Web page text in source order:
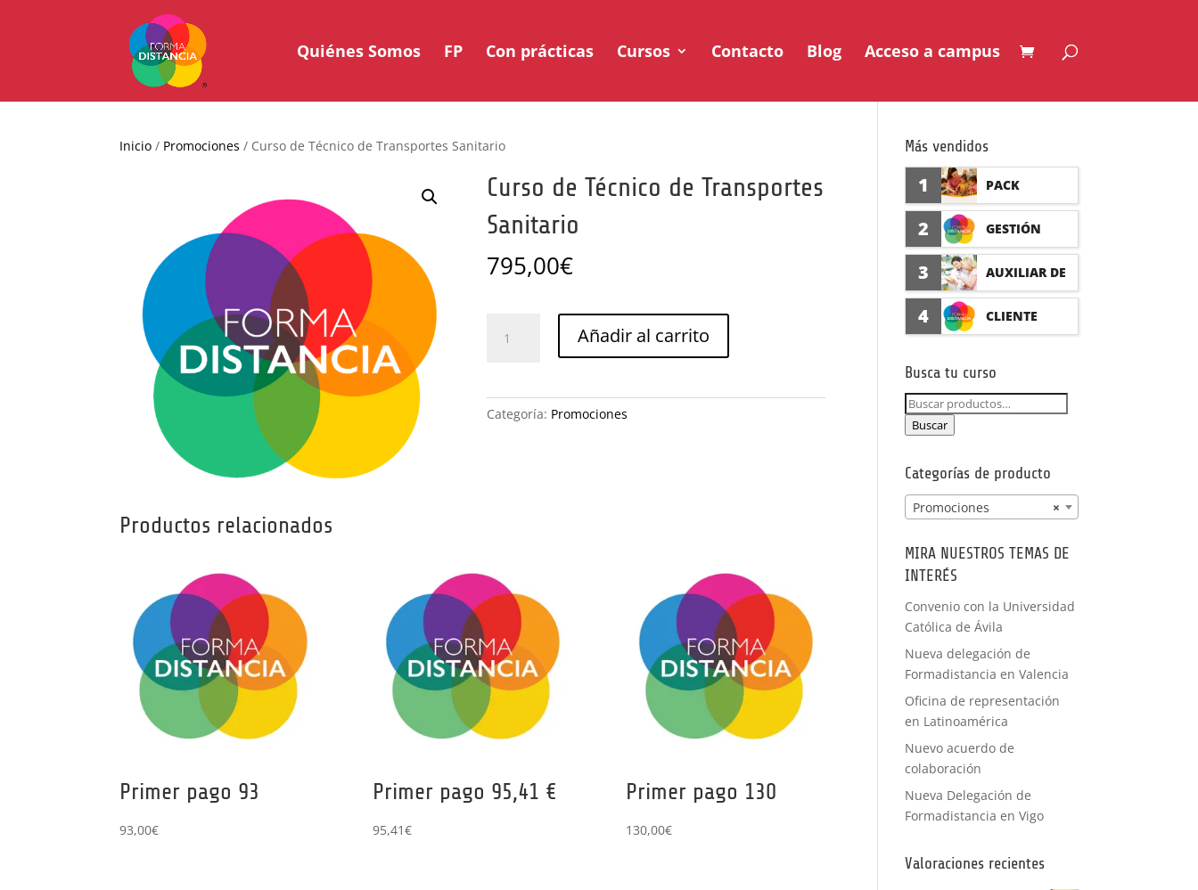
Quiénes Somos FP Con prácticas Cursos Contacto Blog Acceso a campus
Inicio / Promociones / Curso de Técnico de Transportes Sanitario
Curso de Técnico de Transportes
Sanitario
795,00€
Transportes
Sanitario
Añadir al carrito
Categoría: Promociones
Productos relacionados
Primer pago 93
93,00€
Primer pago 95,41 €
95,41€
Primer pago 130
130,00€
Más vendidos
1 PACK
AUXILIAR DE
GUARDERÍA
CON
2 GESTIÓN
SEGURO DE
ACCIDENTES
(PRÁCTICAS
FORMATIVAS)
3 AUXILIAR DE
FARMACIA Y
IA CON
PRÁCTICAS
4 CLIENTE
Busca tu curso
Buscar
por:
Buscar
Categorías de producto
×
Promociones
MIRA NUESTROS TEMAS DE
INTERÉS
Convenio con la Universidad
Católica de Ávila
Nueva delegación de
Formadistancia en Valencia
Oficina de representación
en Latinoamérica
Nuevo acuerdo de
colaboración
Nueva Delegación de
Formadistancia en Vigo
Valoraciones recientes